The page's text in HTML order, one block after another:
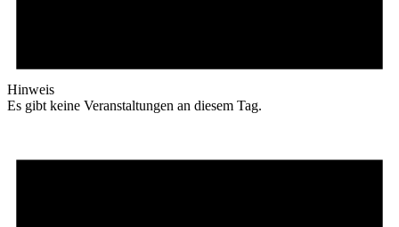
Hinweis
Es gibt keine Veranstaltungen an diesem Tag.